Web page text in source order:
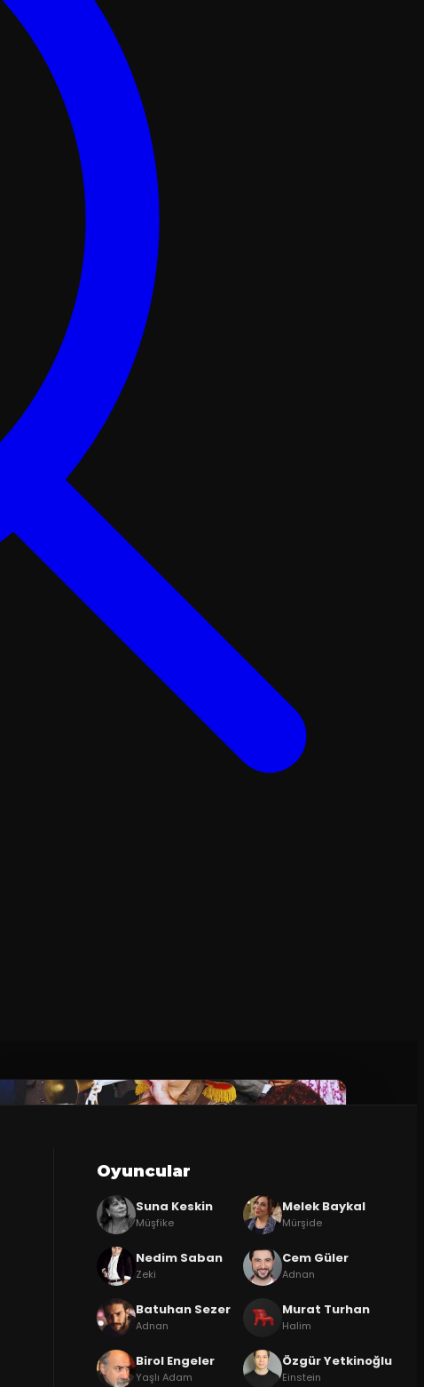
Oyuncular
Suna Keskin
Müşfike
Melek Baykal
Mürşide
Nedim Saban
Zeki
Cem Güler
Adnan
Batuhan Sezer
Adnan
Murat Turhan
Halim
Birol Engeler
Yaşlı Adam
Özgür Yetkinoğlu
Einstein